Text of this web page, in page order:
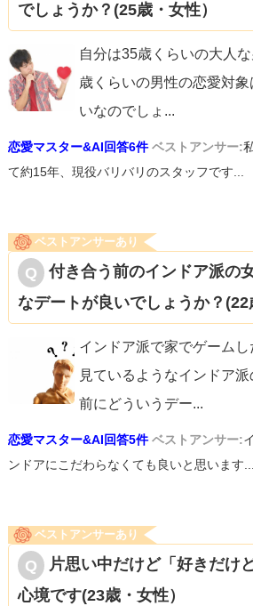
でしょうか？(25歳・女性）
自分は35歳くらいの大人
歳くらいの男性の恋愛対
いなのでしょ ...
恋愛マスター&AI回答6件 ベストアンサー:
て約15年、現役バリバリのスタッフです...
ベストアンサーあり
付き合う前のインドア派の
なデートが良いでしょうか？(22
インドア派で家でゲーム
見ているようなインドア
前にどういうデー...
恋愛マスター&AI回答5件 ベストアンサー:
ンドアにこだわらなくても良いと思います...
ベストアンサーあり
片思い中だけど「好きだけ
心境です(23歳・女性）